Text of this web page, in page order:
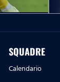
SQUADRE
Calendario